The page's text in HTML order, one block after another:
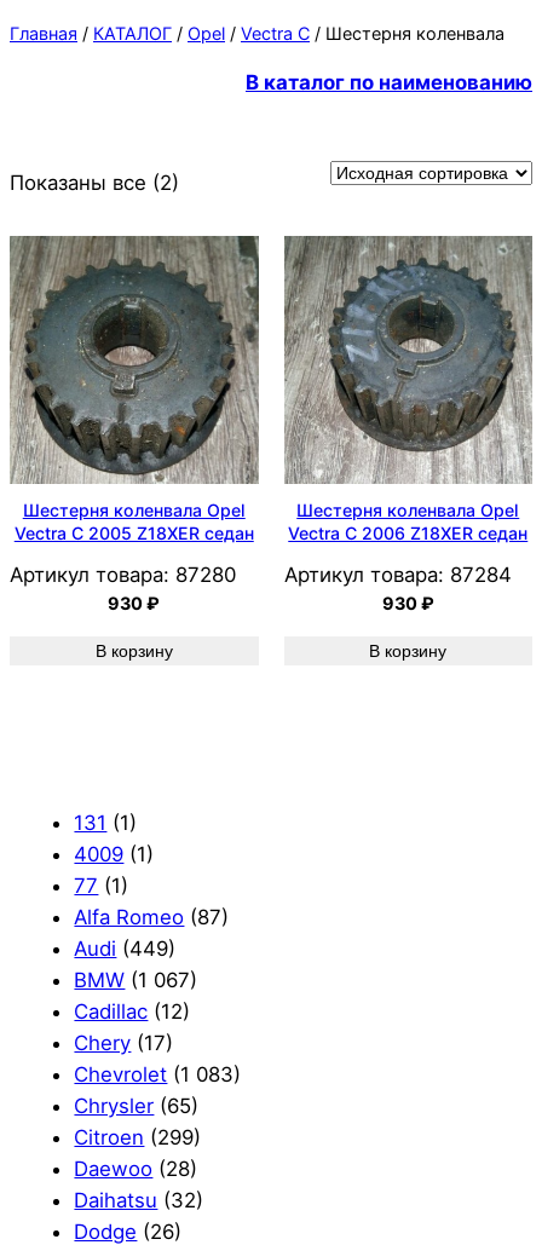
Главная / КАТАЛОГ / Opel / Vectra C / Шестерня коленвала
В каталог по наименованию
Показаны все (2)
Шестерня коленвала Opel
Vectra C 2005 Z18XER седан
Артикул товара: 87280
930₽
В корзину
Шестерня коленвала Opel
Vectra C 2006 Z18XER седан
Артикул товара: 87284
930₽
В корзину
131 (1)
4009 (1)
77 (1)
Alfa Romeo (87)
Audi (449)
BMW (1 067)
Cadillac (12)
Chery (17)
Chevrolet (1 083)
Chrysler (65)
Citroen (299)
Daewoo (28)
Daihatsu (32)
Dodge (26)